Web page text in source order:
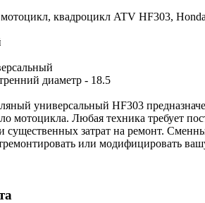
квадроцикл ATV HF303,
диаметр - 18.5
универсальный HF303
мотоцикла. Любая техника требует
затрат на ремонт.
или модифицировать